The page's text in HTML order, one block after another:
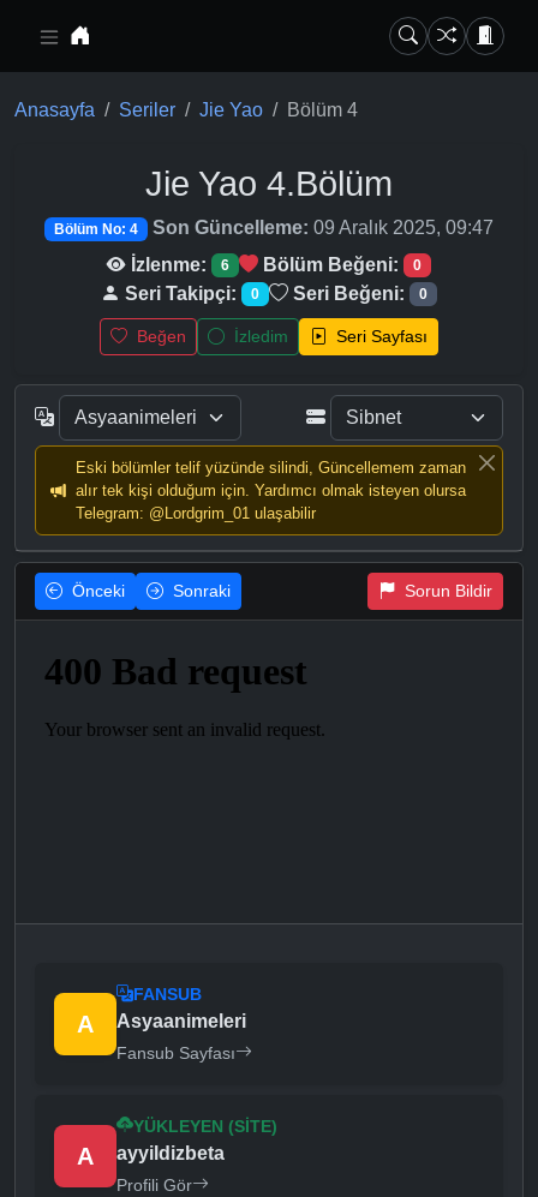
Anasayfa Seriler Jie Yao Bölüm 4
Jie Yao 4.Bölüm
Bölüm No: 4 Son Güncelleme: 09 Aralık 2025, 09:47
İzlenme:
6 Bölüm Beğeni: 0
Seri Takipçi: 0 Seri Beğeni: 0
Beğen İzledim Seri Sayfası
Eski bölümler telif yüzünde silindi, Güncellemem zaman
alır tek kişi olduğum için. Yardımcı olmak isteyen olursa
Telegram: @Lordgrim_01 ulaşabilir
Önceki Sonraki Sorun Bildir
A
FANSUB
Asyaanimeleri
Fansub Sayfası
A
YÜKLEYEN (SITE)
ayyildizbeta
Profili Gör